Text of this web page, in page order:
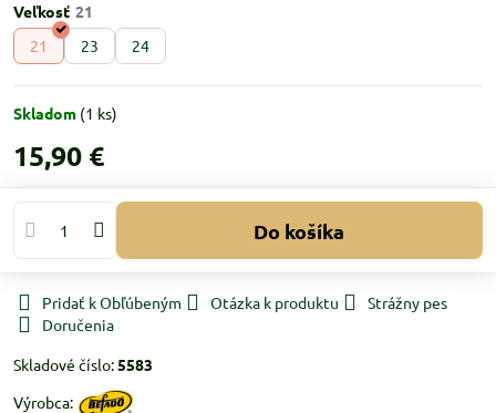
Veľkosť
21
23 24
Skladom (1 ks)
15,90 €
Do košíka
Pridať k Obľúbeným Otázka k produktu
Strážny pes
Doručenia
Skladové číslo:5583
Výrobca: